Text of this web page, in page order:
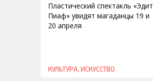
Пластический спектакль «Эдит
Пиаф» увидят магаданцы 19 и
20 апреля
КУЛЬТУРА, ИСКУССТВО